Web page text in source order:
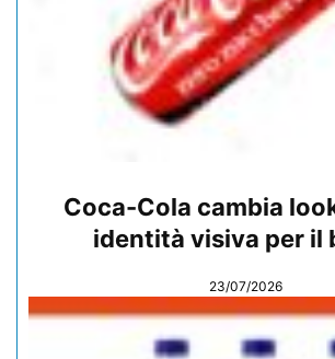
Coca-Cola cambia
identità visiva per il
23/07/2026